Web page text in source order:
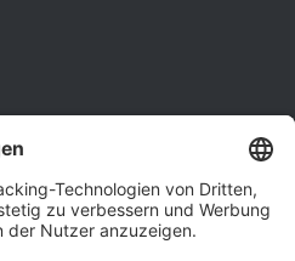
EN ISO 9001 zertifiziert und